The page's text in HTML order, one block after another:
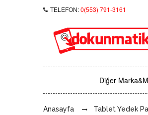
TELEFON:0(553) 791-3161
Diğer
Anasayfa Tablet Yedek